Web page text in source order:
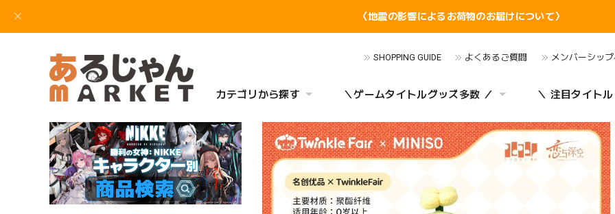
〈地震の影響によるお荷物のお届けについて〉
SHOPPING GUIDE よくあるご質問 メンバーシッ
カテゴリから探す ＼ゲームタイトルグッズ多数 ／ ＼ 注目タイト